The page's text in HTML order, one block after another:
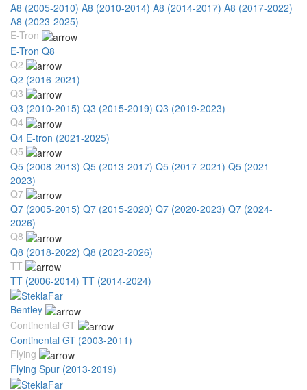
A8 (2005-2010) A8 (2010-2014) A8 (2014-2017) A8 (2017-2022)
A8 (2023-2025)
E-Tron
E-Tron Q8
Q2
Q2 (2016-2021)
Q3
Q3 (2010-2015) Q3 (2015-2019) Q3 (2019-2023)
Q4
Q4 E-tron (2021-2025)
Q5
Q5 (2008-2013) Q5 (2013-2017) Q5 (2017-2021) Q5 (2021-
2023)
Q7
Q7 (2005-2015) Q7 (2015-2020) Q7 (2020-2023) Q7 (2024-
2026)
Q8
Q8 (2018-2022) Q8 (2023-2026)
TT
TT (2006-2014) TT (2014-2024)
Bentley
Continental GT
Continental GT (2003-2011)
Flying
Flying Spur (2013-2019)